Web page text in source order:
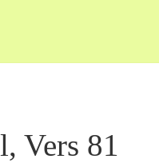
Vers 81